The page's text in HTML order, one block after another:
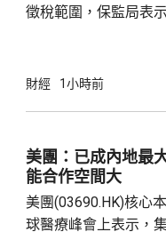
徵稅範圍，保監局表
境外投資收益必須依
貨幣選擇、環球資產
承等專業服務，相信
力。 香港保險業聯
財經 1小時前
美團：已成內地最
能合作空間大
美團(03690.HK)核心
球醫療峰會上表示，